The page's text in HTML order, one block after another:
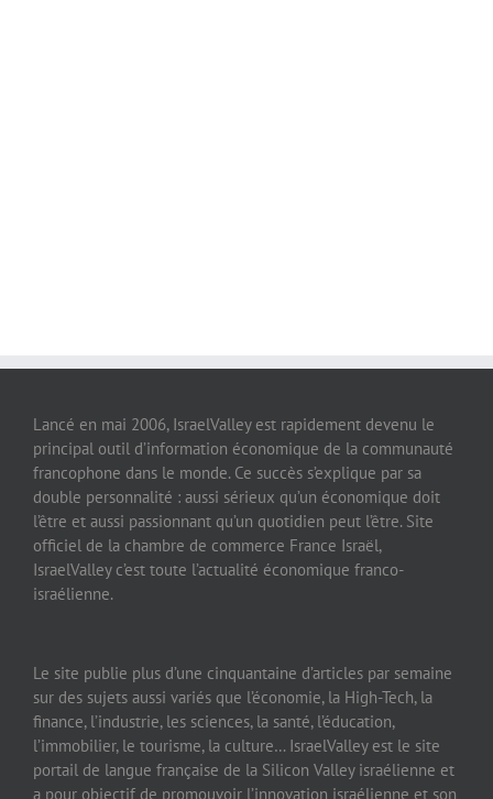
Lancé en mai 2006, IsraelValley est rapidement devenu le
principal outil d’information économique de la communauté
francophone dans le monde. Ce succès s’explique par sa
double personnalité : aussi sérieux qu’un économique doit
l’être et aussi passionnant qu’un quotidien peut l’être. Site
officiel de la chambre de commerce France Israël,
IsraelValley c’est toute l’actualité économique franco-
israélienne.
Le site publie plus d’une cinquantaine d’articles par semaine
sur des sujets aussi variés que l’économie, la High-Tech, la
finance, l’industrie, les sciences, la santé, l’éducation,
l’immobilier, le tourisme, la culture… IsraelValley est le site
portail de langue française de la Silicon Valley israélienne et
a pour objectif de promouvoir l’innovation israélienne et son